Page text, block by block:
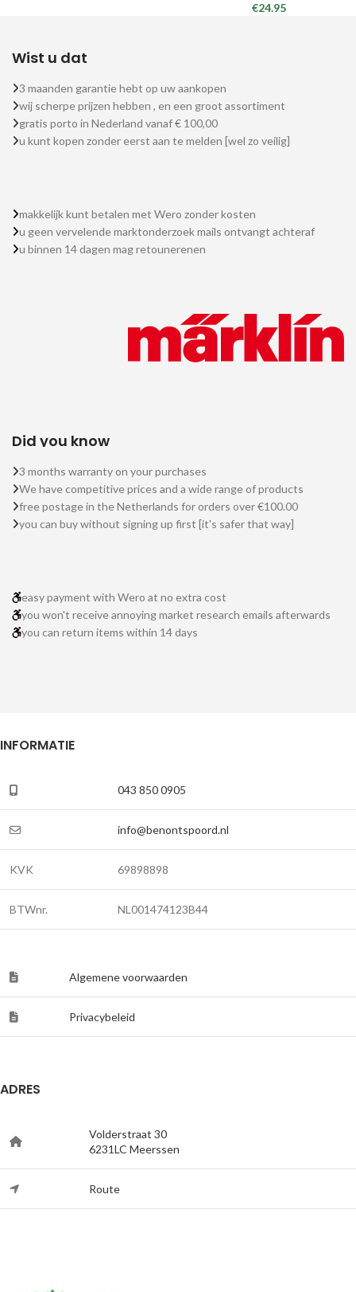
€24.95
Wist u dat
3 maanden garantie hebt op uw aankopen
wij scherpe prijzen hebben , en een groot assortiment
gratis porto in Nederland vanaf € 100,00
u kunt kopen zonder eerst aan te melden [wel zo veilig]
makkelijk kunt betalen met Wero zonder kosten
u geen vervelende marktonderzoek mails ontvangt achteraf
u binnen 14 dagen mag retounerenen
Did you know
3 months warranty on your purchases
We have competitive prices and a wide range of products
free postage in the Netherlands for orders over €100.00
you can buy without signing up first [it's safer that way]
easy payment with Wero at no extra cost
you won't receive annoying market research emails afterwards
you can return items within 14 days
INFORMATIE
043 850 0905
info@benontspoord.nl
KVK 69898898
BTWnr. NL001474123B44
Algemene voorwaarden
Privacybeleid
ADRES
Volderstraat 30
6231LC Meerssen
Route